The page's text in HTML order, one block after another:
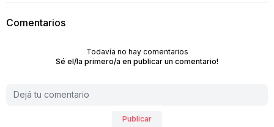
Comentarios
Todavía no hay comentarios
Sé el/la primero/a en publicar un comentario!
Publicar